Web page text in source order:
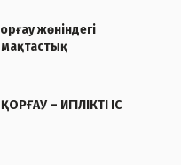
жөніндегі
– ИГІЛІКТІ ІС